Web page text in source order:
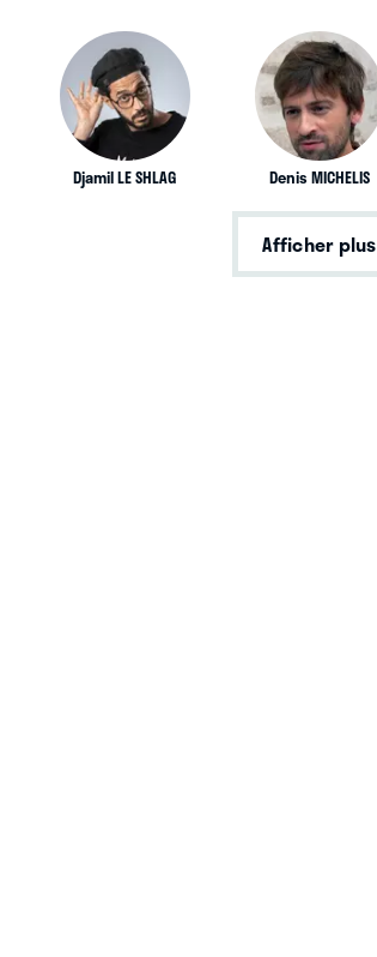
Djamil LE SHLAG Denis MICHELIS
Afficher plus